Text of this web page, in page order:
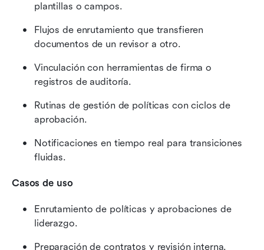
plantillas o campos.
Flujos de enrutamiento que transfieren
documentos de un revisor a otro.
Vinculación con herramientas de firma o
registros de auditoría.
Rutinas de gestión de políticas con ciclos de
aprobación.
Notificaciones en tiempo real para transiciones
fluidas.
Casos de uso
Enrutamiento de políticas y aprobaciones de
liderazgo.
Preparación de contratos y revisión interna.